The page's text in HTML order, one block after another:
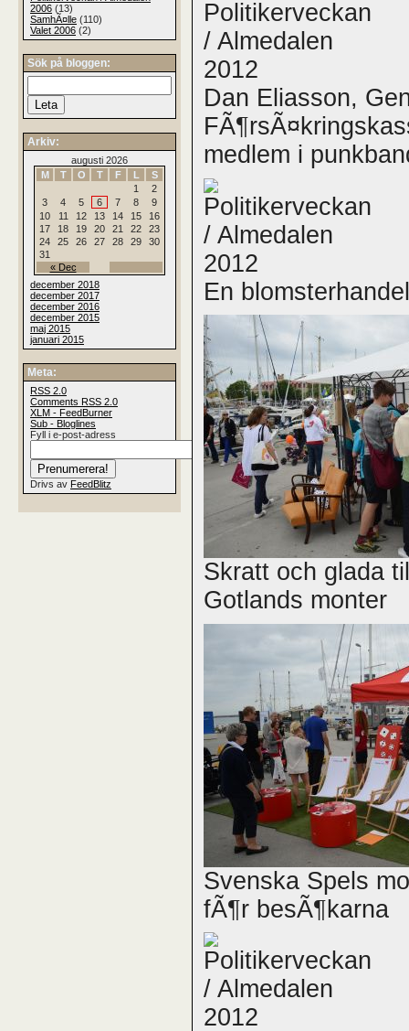
Dan Eliasson,
medlem i
En
Skratt och glada
Gotlands monter
Svenska Spels
fÃ¶r besÃ¶karna
2006 (13)
SamhÃ¤lle (110)
Valet 2006 (2)
Sök på bloggen:
Arkiv:
augusti 2026
M
T O T F L S
« Dec
1
2
3
4 5 6 7 8
9
10
11 12 13 14 15
16
17
18 19 20 21 22
23
24
25 26 27 28 29
30
31
december 2018
december 2017
december 2016
december 2015
maj 2015
januari 2015
Meta:
RSS 2.0
Comments RSS 2.0
XLM - FeedBurner
Sub - Bloglines
Fyll i e-post-adress
Drivs av FeedBlitz